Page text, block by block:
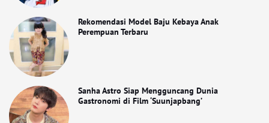
Rekomendasi Model Baju Kebaya Anak
Perempuan Terbaru
Sanha Astro Siap Mengguncang Dunia
Gastronomi di Film ‘Suunjapbang’